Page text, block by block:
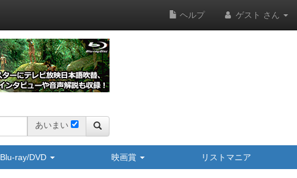
ヘルプ ゲスト さん
あいまい
Blu-ray/DVD 映画賞 リストマニア